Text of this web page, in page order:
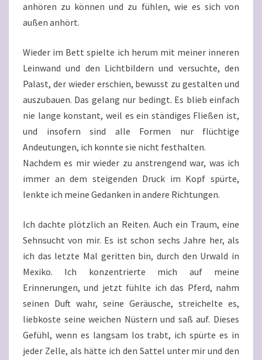
anhören zu können und zu fühlen, wie es sich von
außen anhört.
Wieder im Bett spielte ich herum mit meiner inneren
Leinwand und den Lichtbildern und versuchte, den
Palast, der wieder erschien, bewusst zu gestalten und
auszubauen. Das gelang nur bedingt. Es blieb einfach
nie lange konstant, weil es ein ständiges Fließen ist,
und insofern sind alle Formen nur flüchtige
Andeutungen, ich konnte sie nicht festhalten.
Nachdem es mir wieder zu anstrengend war, was ich
immer an dem steigenden Druck im Kopf spürte,
lenkte ich meine Gedanken in andere Richtungen.
Ich dachte plötzlich an Reiten. Auch ein Traum, eine
Sehnsucht von mir. Es ist schon sechs Jahre her, als
ich das letzte Mal geritten bin, durch den Urwald in
Mexiko. Ich konzentrierte mich auf meine
Erinnerungen, und jetzt fühlte ich das Pferd, nahm
seinen Duft wahr, seine Geräusche, streichelte es,
liebkoste seine weichen Nüstern und saß auf. Dieses
Gefühl, wenn es langsam los trabt, ich spürte es in
jeder Zelle, als hätte ich den Sattel unter mir und den